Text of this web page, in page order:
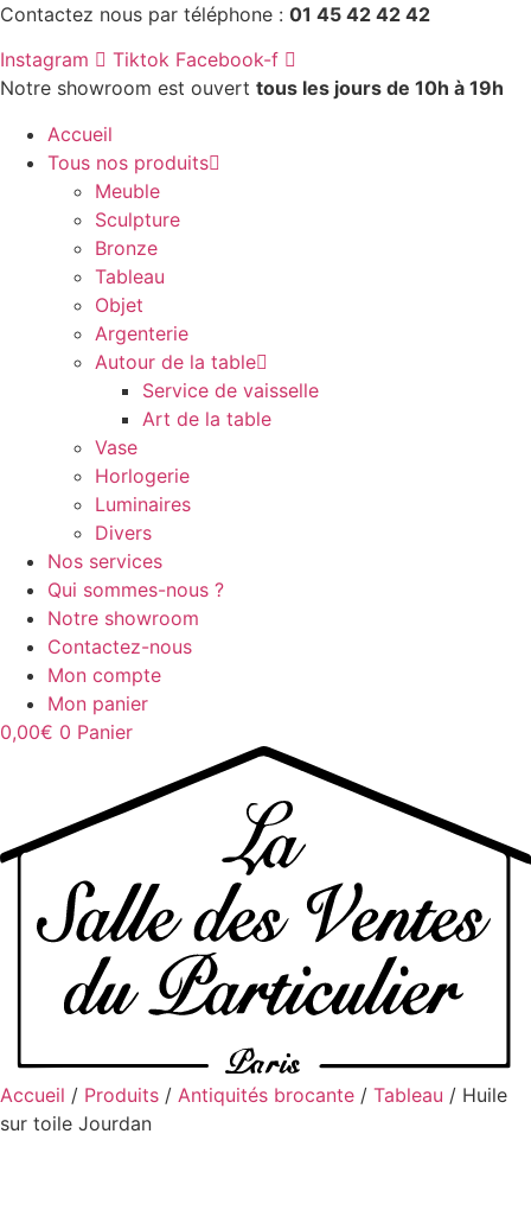
Aller
contenu
Contactez nous par téléphone : 01 45 42 42 42
Instagram
Tiktok Facebook-f
Notre showroom est ouvert tous les jours de 10h à 19h
Accueil
Tous nos produits
Meuble
Sculpture
Bronze
Tableau
Objet
Argenterie
Autour de la table
Service de vaisselle
Art de la table
Vase
Horlogerie
Luminaires
Divers
Nos services
Qui sommes-nous ?
Notre showroom
Contactez-nous
Mon compte
Mon panier
0,00€ 0 Panier
Accueil / Produits / Antiquités brocante / Tableau / Huile
sur toile Jourdan